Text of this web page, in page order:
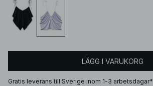
LÄGG I VARUKORG
Gratis leverans till Sverige inom 1-3 arbetsdagar*